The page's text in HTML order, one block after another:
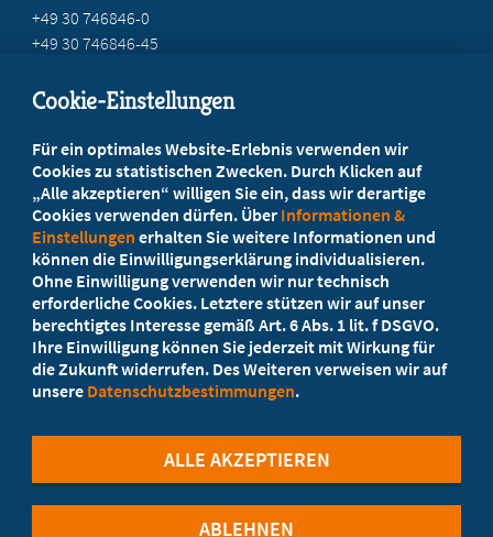
+49 30 746846-0
+49 30 746846-45
Ihr Landesverband berät Sie!
Ansprechpartner
Werden Sie jetzt Mitglied!
5 Vorteile einer Mitgliedschaft
Cookie-Einstellungen
Für ein optimales Website-Erlebnis verwenden wir
Cookies zu statistischen Zwecken. Durch Klicken auf
„Alle akzeptieren“ willigen Sie ein, dass wir derartige
Cookies verwenden dürfen. Über Informationen &
Einstellungen erhalten Sie weitere Informationen und
können die Einwilligungserklärung individualisieren.
Ohne Einwilligung verwenden wir nur technisch
erforderliche Cookies. Letztere stützen wir auf unser
berechtigtes Interesse gemäß Art. 6 Abs. 1 lit. f DSGVO.
Ihre Einwilligung können Sie jederzeit mit Wirkung für
die Zukunft widerrufen. Des Weiteren verweisen wir auf
unsere Datenschutzbestimmungen.
ABLEHNEN
ALLE AKZEPTIEREN